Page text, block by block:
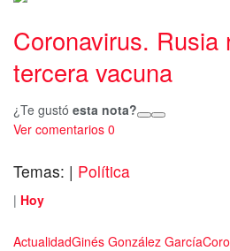
Coronavirus. Rusia
tercera vacuna
¿Te gustó esta nota?
Ver comentarios 0
Temas: | Política
| Hoy
ActualidadGinés González García